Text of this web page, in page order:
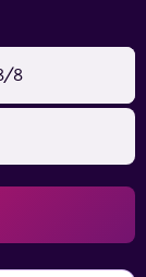
cafetera y
y
hay 3
cubierta. Otros
sauna y
la entrada a la
de
y al
8